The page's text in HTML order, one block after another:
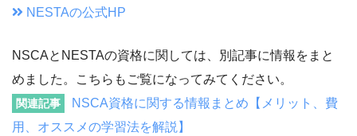
NESTAの公式HP
NSCAとNESTAの資格に関しては、別記事に情報をまと
めました。こちらもご覧になってみてください。
関連記事
NSCA資格に関する情報まとめ【メリット、費
用、オススメの学習法を解説】